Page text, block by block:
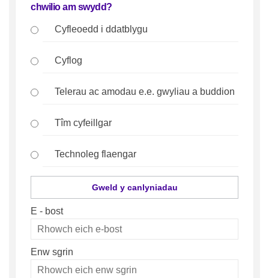
chwilio am swydd?
Cyfleoedd i ddatblygu
Cyflog
Telerau ac amodau e.e. gwyliau a buddion
Tîm cyfeillgar
Technoleg flaengar
Gweld y canlyniadau
E - bost
Rhowch
eich
e-
bost
Enw sgrin
Enw sgrin